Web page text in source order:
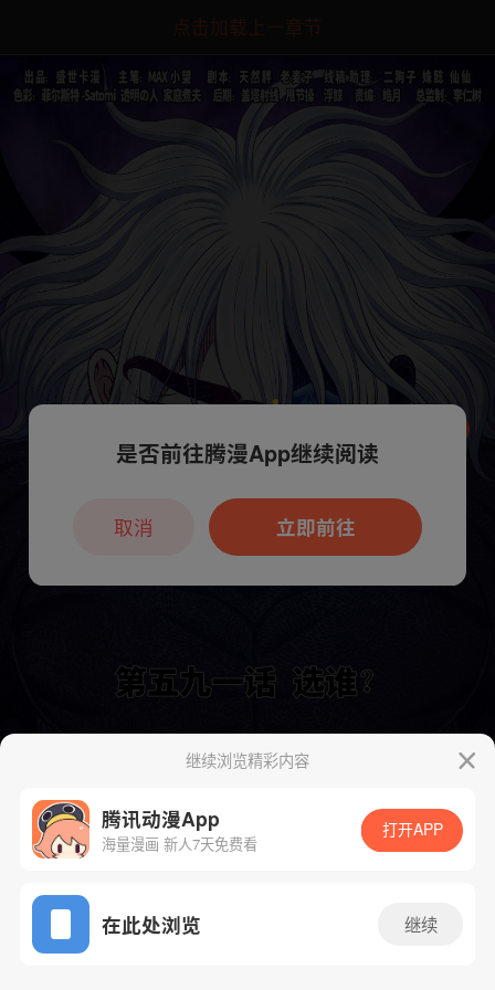
点击加载上一章节
App免费看
下一话 腾漫App免费看
继续浏览精彩内容
腾讯动漫App
海量漫画 新人7天免费看
打开APP
在此处浏览 继续
本章节仅支持App阅读，可打开App新用
户7天免费看
是否前往腾漫App继续阅读
立即前往
取消